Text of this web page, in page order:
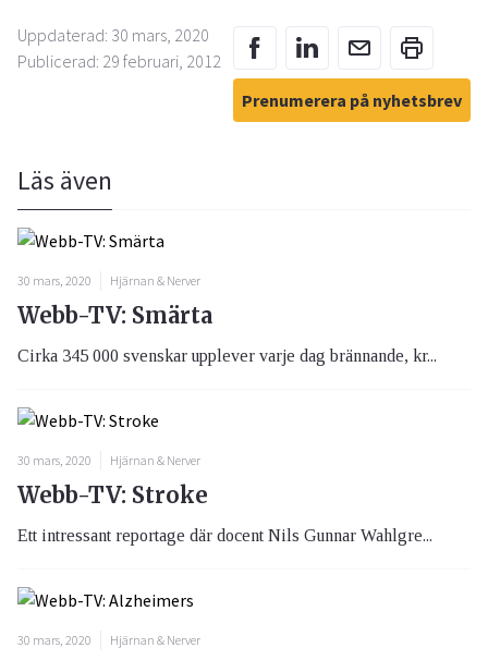
Uppdaterad: 30 mars, 2020
Publicerad: 29 februari, 2012
Prenumerera på nyhetsbrev
Läs även
30 mars, 2020 Hjärnan & Nerver
Webb-TV: Smärta
Cirka 345 000 svenskar upplever varje dag brännande, kr...
30 mars, 2020 Hjärnan & Nerver
Webb-TV: Stroke
Ett intressant reportage där docent Nils Gunnar Wahlgre...
30 mars, 2020 Hjärnan & Nerver